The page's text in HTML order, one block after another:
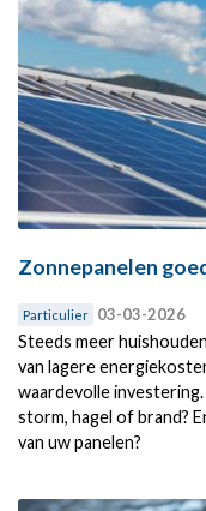
Zonnepanelen
Particulier 03-03-2026
Steeds meer
van lagere
waardevolle
storm, hagel of brand?
van uw panelen?